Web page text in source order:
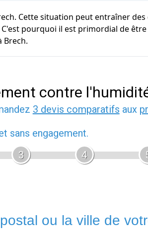
Cette situation peut entraîner
pourquoi il est primordial de
Brech.
contre
3 devis comparatifs aux
sans engagement.
3 4
ou la ville de